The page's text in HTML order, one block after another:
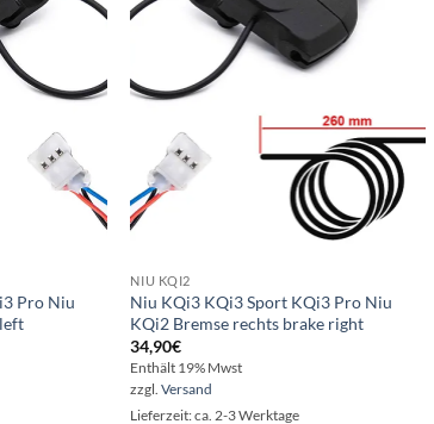
Pro Niu
NIU KQI2
Niu KQi3 KQi3 Sport KQi3 Pro Niu
KQi2 Bremse rechts brake right
34,90€
Enthält 19% Mwst
zzgl.Versand
Lieferzeit: ca. 2-3 Werktage